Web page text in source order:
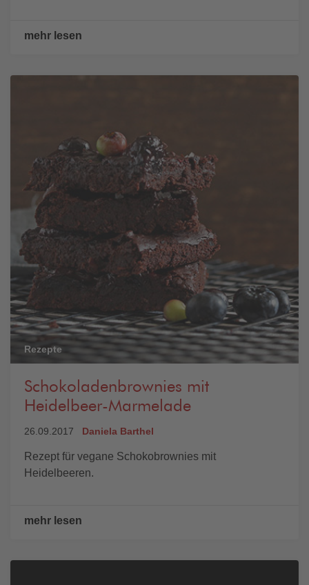
mehr lesen
Rezepte
Schokoladenbrownies mit
Heidelbeer-Marmelade
26.09.2017 Daniela Barthel
Rezept für vegane Schokobrownies mit
Heidelbeeren.
mehr lesen